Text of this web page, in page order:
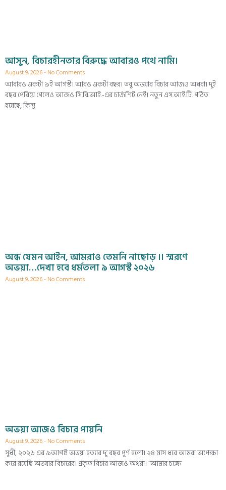
আসুন, বিচারহীনতার বিরুদ্ধে আবারও পথে নামি।
August 9, 2026 No Comments
আবারও একটা ৯ই আগস্ট। আরও একটা বছর। তবু অভয়ার বিচার আজও অধরা। দুই
বছর পেরিয়ে গেলেও আজও সি.বি.আই.-এর চার্জশিট নেই। নতুন এস.আই.টি. গঠিত
হয়েছে, কিন্তু
অন্ধ যেমন আইন, আমরাও তেমনি নাছোড় ।। স্মরণে
অভয়া…দেখা হবে ধর্মতলা ৯ আগস্ট ২০২৬
August 9, 2026 No Comments
অভয়া আজও বিচার পায়নি
August 9, 2026 No Comments
সুধী, ২০২৬ এর ৯আগষ্ট অভয়া হত্যার দু’ বছর পূর্ণ হলো। ২৪ মাস ধরে আমরা অপেক্ষা
করে রয়েছি অভয়ার বিচারের। প্রকৃত বিচার আজও অধরা। “আমার চক্ষে